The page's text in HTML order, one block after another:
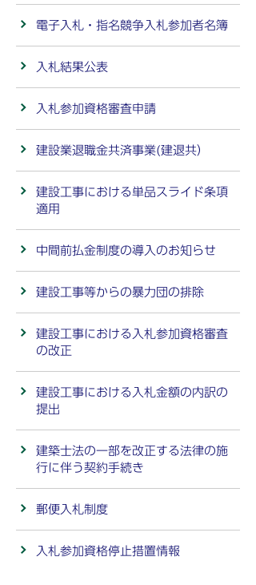
電子入札・指名競争入札参加者名簿
入札結果公表
入札参加資格審査申請
建設業退職金共済事業(建退共）
建設工事における単品スライド条項
適用
中間前払金制度の導入のお知らせ
建設工事等からの暴力団の排除
建設工事における入札参加資格審査
の改正
建設工事における入札金額の内訳の
提出
建築士法の一部を改正する法律の施
行に伴う契約手続き
郵便入札制度
入札参加資格停止措置情報